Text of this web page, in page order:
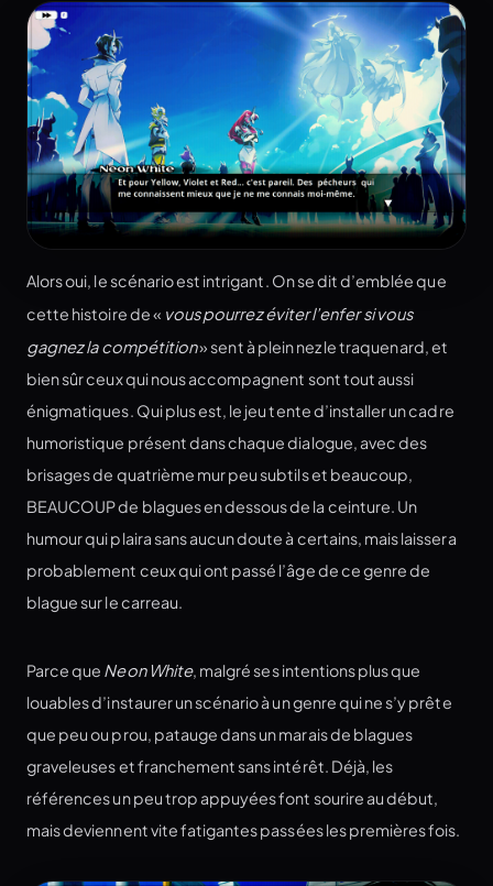
Alors oui, le scénario est intrigant. On se dit d’emblée que
cette histoire de « vous pourrez éviter l’enfer si vous
gagnez la compétition» sent à plein nez le traquenard, et
bien sûr ceux qui nous accompagnent sont tout aussi
énigmatiques. Qui plus est, le jeu tente d’installer un cadre
humoristique présent dans chaque dialogue, avec des
brisages de quatrième mur peu subtils et beaucoup,
BEAUCOUP de blagues en dessous de la ceinture. Un
humour qui plaira sans aucun doute à certains, mais laissera
probablement ceux qui ont passé l’âge de ce genre de
blague sur le carreau.
Parce que Neon White, malgré ses intentions plus que
louables d’instaurer un scénario à un genre qui ne s’y prête
que peu ou prou, patauge dans un marais de blagues
graveleuses et franchement sans intérêt. Déjà, les
références un peu trop appuyées font sourire au début,
mais deviennent vite fatigantes passées les premières fois.